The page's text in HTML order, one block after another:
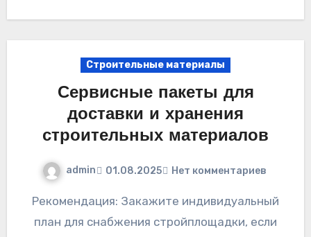
Строительные материалы
Сервисные пакеты для
доставки и хранения
строительных материалов
admin 01.08.2025 Нет комментариев
Рекомендация: Закажите индивидуальный
план для снабжения стройплощадки, если